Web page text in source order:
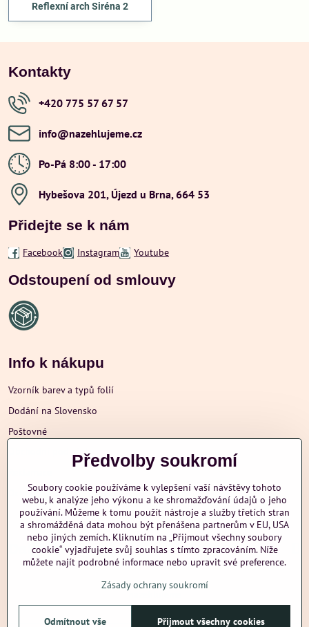
Reflexní arch Siréna 2
Kontakty
+420 775 57 67 57
info​@nazehlujeme​.cz
Po-Pá 8:00 - 17:00
Hybešova 201, Újezd u Brna, 664 53
Přidejte se k nám
Facebook Instagram Youtube
Odstoupení od smlouvy
Info k nákupu
Vzorník barev a typů folií
Dodání na Slovensko
Poštovné
Obchodní podmínky
Ochrana osobních údajů
Další informace
nazehlujeme
Předvolby soukromí
Soubory cookie používáme k vylepšení vaší návštěvy tohoto
webu, k analýze jeho výkonu a ke shromažďování údajů o jeho
používání. Můžeme k tomu použít nástroje a služby třetích stran
a shromážděná data mohou být přenášena partnerům v EU, USA
nebo jiných zemích. Kliknutím na „Přijmout všechny soubory
cookie“ vyjadřujete svůj souhlas s tímto zpracováním. Níže
můžete najít podrobné informace nebo upravit své preference.
Zásady ochrany soukromí
Přijmout všechny cookies
Odmítnout vše